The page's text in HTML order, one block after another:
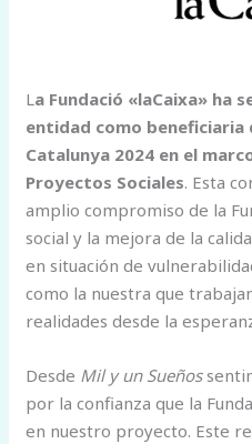
La Fundació «laCaixa» ha
entidad como beneficiaria
Catalunya 2024 en el
Proyectos Sociales. Esta
amplio compromiso de la
social y la mejora de la
en situación de
como la nuestra que
realidades desde la
Desde Mil y un Sueños
por la confianza que la
en nuestro proyecto. Este